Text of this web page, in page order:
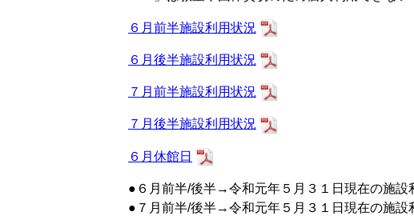
６月前半施設利用状況
６月後半施設利用状況
７月前半施設利用状況
７月後半施設利用状況
６月休館日
●６月前半/後半→令和元年５月３１日現在の施設
●７月前半/後半→令和元年５月３１日現在の施設